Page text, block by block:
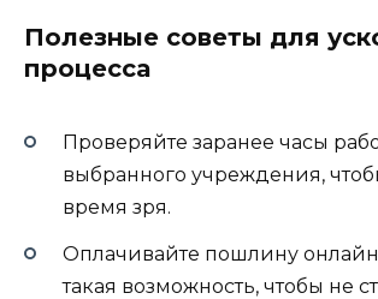
Полезные советы для
процесса
Проверяйте заранее часы
выбранного учреждения,
время зря.
Оплачивайте пошлину
такая возможность, чтобы не